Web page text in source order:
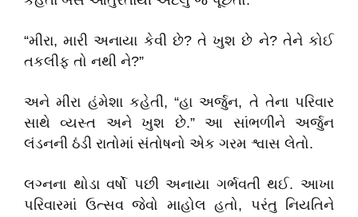
​“મીરા, મારી અનાયા કેવી છે? તે ખુશ છે ને? તેને કોઈ
તકલીફ તો નથી ને?”
​અને મીરા હંમેશા કહેતી, “હા અર્જુન, તે તેના પરિવાર
સાથે વ્યસ્ત અને ખુશ છે.” આ સાંભળીને અર્જુન
લંડનની ઠંડી રાતોમાં સંતોષનો એક ગરમ શ્વાસ લેતો.
​લગ્નના થોડા વર્ષો પછી અનાયા ગર્ભવતી થઈ. આખા
પરિવારમાં ઉત્સવ જેવો માહોલ હતો, પરંતુ નિયતિને